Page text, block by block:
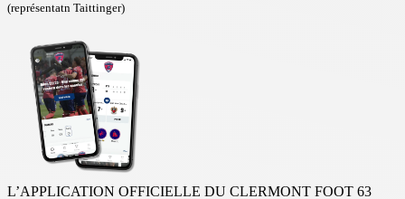
(représentatn Taittinger)
L’APPLICATION OFFICIELLE DU CLERMONT FOOT 63